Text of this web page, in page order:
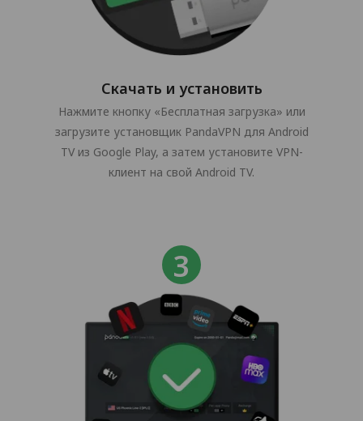
Скачать и установить
Нажмите кнопку «Бесплатная загрузка» или
загрузите установщик PandaVPN для Android
TV из Google Play, а затем установите VPN-
клиент на свой Android TV.